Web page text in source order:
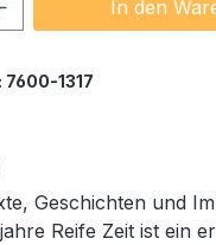
In den
7600-1317
Geschichten und
Reife Zeit ist ein